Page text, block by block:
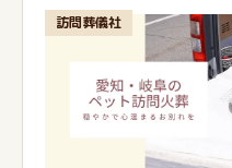
訪問葬儀社